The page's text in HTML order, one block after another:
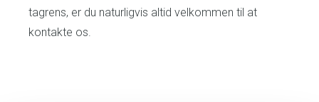
tagrens, er du naturligvis altid velkommen til at
kontakte os.